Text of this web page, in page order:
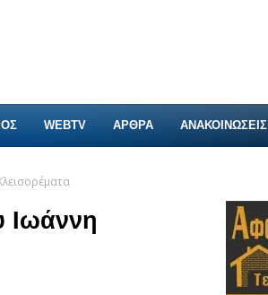
WEBTV ΑΡΘΡΑ ΑΝΑΚΟΙΝΩΣΕΙΣ
Ιωάννη